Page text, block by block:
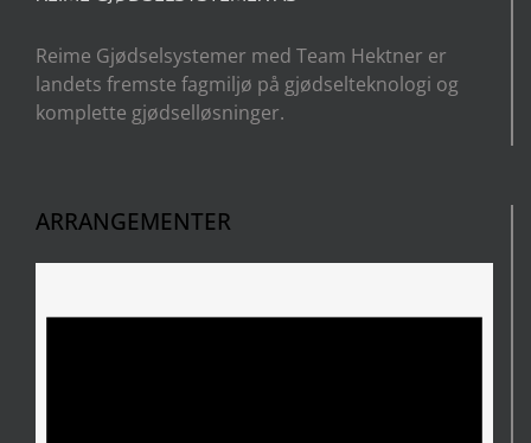
Reime Gjødselsystemer med Team Hektner er
landets fremste fagmiljø på gjødselteknologi og
komplette gjødselløsninger.
ARRANGEMENTER